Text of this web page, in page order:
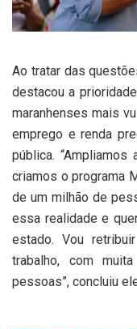
Ao tratar das
destacou a
maranhenses mais
emprego e renda
pública.
criamos o programa
de um milhão de
essa realidade e
estado. Vou
trabalho, com
pessoas”, concluiu